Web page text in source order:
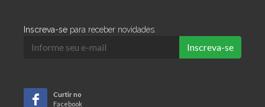
Inscreva-se para receber novidades.
Inscreva-se
Curtir no
Facebook